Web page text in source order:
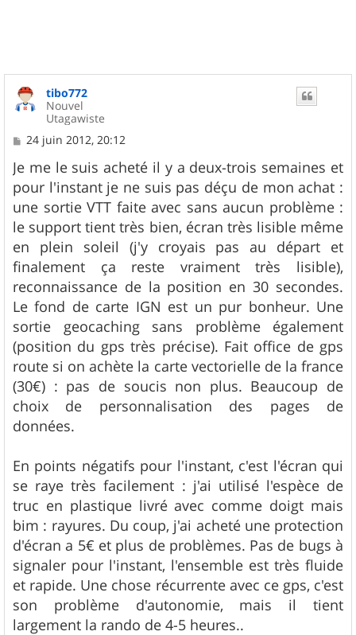
tibo772
Nouvel
Utagawiste
M
s
s
a
g
e
24 juin 2012, 20:12
Je me le suis acheté il y a deux-trois semaines et
pour l'instant je ne suis pas déçu de mon achat :
une sortie VTT faite avec sans aucun problème :
le support tient très bien, écran très lisible même
en plein soleil (j'y croyais pas au départ et
finalement ça reste vraiment très lisible),
reconnaissance de la position en 30 secondes.
Le fond de carte IGN est un pur bonheur. Une
sortie geocaching sans problème également
(position du gps très précise). Fait office de gps
route si on achète la carte vectorielle de la france
(30€) : pas de soucis non plus. Beaucoup de
choix de personnalisation des pages de
données.
En points négatifs pour l'instant, c'est l'écran qui
se raye très facilement : j'ai utilisé l'espèce de
truc en plastique livré avec comme doigt mais
bim : rayures. Du coup, j'ai acheté une protection
d'écran a 5€ et plus de problèmes. Pas de bugs à
signaler pour l'instant, l'ensemble est très fluide
et rapide. Une chose récurrente avec ce gps, c'est
son problème d'autonomie, mais il tient
largement la rando de 4-5 heures..